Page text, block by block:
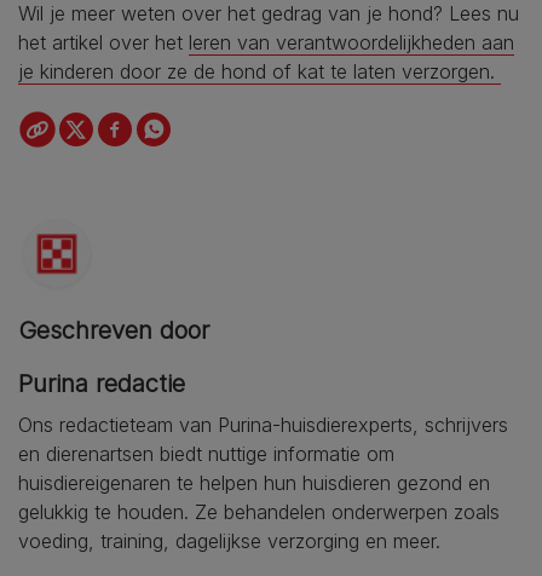
Wil je meer weten over het gedrag van je hond? Lees nu
het artikel over het leren van verantwoordelijkheden aan
je kinderen door ze de hond of kat te laten verzorgen.
Geschreven door
Purina redactie
Ons redactieteam van Purina-huisdierexperts, schrijvers
en dierenartsen biedt nuttige informatie om
huisdiereigenaren te helpen hun huisdieren gezond en
gelukkig te houden. Ze behandelen onderwerpen zoals
voeding, training, dagelijkse verzorging en meer.